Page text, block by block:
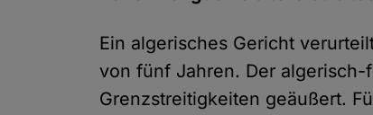
Ein algerisches Gericht
von fünf Jahren. Der
Grenzstreitigkeiten geäußert.